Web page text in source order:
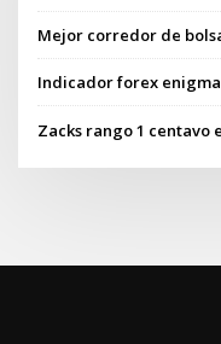
Mejor corredor de
Indicador forex
Zacks rango 1 centavo